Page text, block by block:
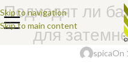
Skip to navigation
Skip to main content
Подходят ли
для
spicaOn